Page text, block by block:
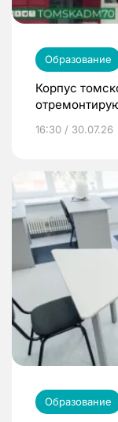
Образование
Корпус
16:30 / 30.07.26
Образование